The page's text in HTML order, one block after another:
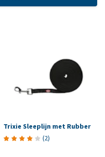
Trixie Sleeplijn met Rubber
(2)